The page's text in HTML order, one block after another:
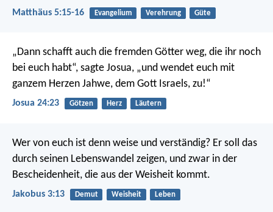
Matthäus 5:15-16 Evangelium Verehrung Güte
„Dann schafft auch die fremden Götter weg, die ihr noch
bei euch habt“, sagte Josua, „und wendet euch mit
ganzem Herzen Jahwe, dem Gott Israels, zu!“
Josua 24:23 Götzen Herz Läutern
Wer von euch ist denn weise und verständig? Er soll das
durch seinen Lebenswandel zeigen, und zwar in der
Bescheidenheit, die aus der Weisheit kommt.
Jakobus 3:13 Demut Weisheit Leben